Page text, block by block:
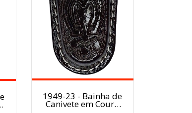
1949-23 - Bainha de
Canivete em Couro